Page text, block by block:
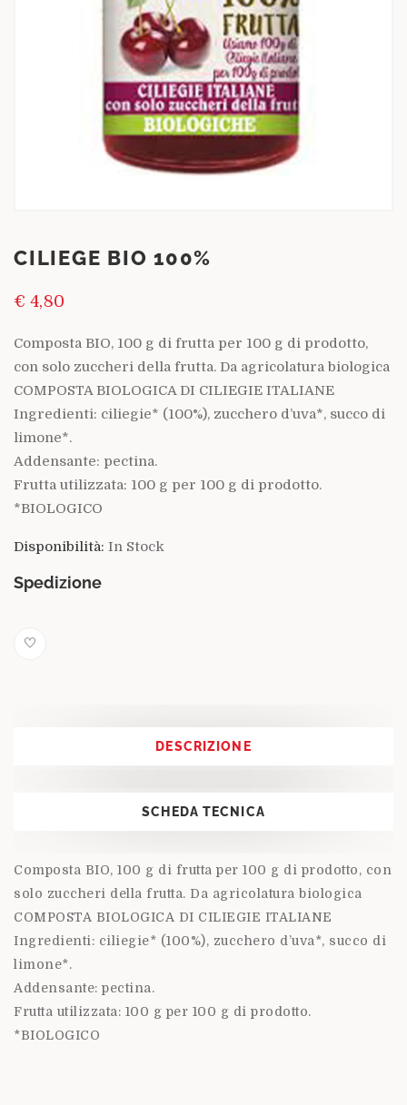
CILIEGE BIO 100%
€ 4,80
Composta BIO, 100 g di frutta per 100 g di prodotto,
con solo zuccheri della frutta. Da agricolatura biologica
COMPOSTA BIOLOGICA DI CILIEGIE ITALIANE
Ingredienti: ciliegie* (100%), zucchero d’uva*, succo di
limone*.
Addensante: pectina.
Frutta utilizzata: 100 g per 100 g di prodotto.
*BIOLOGICO
Disponibilità: In Stock
Spedizione
DESCRIZIONE
SCHEDA TECNICA
Composta BIO, 100 g di frutta per 100 g di prodotto, con
solo zuccheri della frutta. Da agricolatura biologica
COMPOSTA BIOLOGICA DI CILIEGIE ITALIANE
Ingredienti: ciliegie* (100%), zucchero d’uva*, succo di
limone*.
Addensante: pectina.
Frutta utilizzata: 100 g per 100 g di prodotto.
*BIOLOGICO